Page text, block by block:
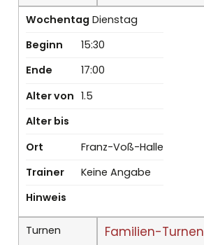
Wochentag Dienstag
Beginn
15:30
Ende
17:00
Alter von 1.5
Alter bis
Ort
Franz-Voß-Halle
Trainer
Keine Angabe
Hinweis
Turnen Familien-Turnen